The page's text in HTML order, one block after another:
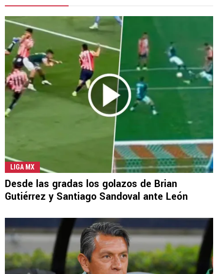
LIGA MX
Desde las gradas los golazos de Brian
Gutiérrez y Santiago Sandoval ante León